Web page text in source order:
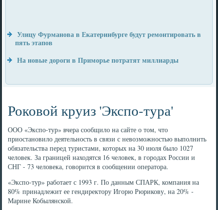
Улицу Фурманова в Екатеринбурге будут ремонтировать в
пять этапов
На новые дороги в Приморье потратят миллиарды
Роковой круиз 'Экспо-тура'
ООО «Экспо-тур» вчера сообщило на сайте о том, что
приостановило деятельность в связи с невозможностью выполнить
обязательства перед туристами, которых на 30 июля было 1027
человек. За границей находятся 16 человек, в городах России и
СНГ - 73 человека, говорится в сообщении оператора.
«Экспо-тур» работает с 1993 г. По данным СПАРК, компания на
80% принадлежит ее гендиректору Игорю Рюрикову, на 20% -
Марине Кобылянской.